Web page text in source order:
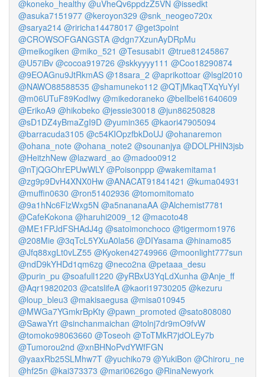
@koneko_healthy @uVheQv6ppdzZ5VN @issedkt
@asuka7151977 @keroyon329 @snk_neogeo720x
@sarya214 @riricha14478017 @get3point
@CROWSOFGANGSTA @dgn7XzunAyDRpMu
@meikogiken @miko_521 @Tesusabi1 @true81245867
@U57iBv @cocoa919726 @skkyyyy111 @Coo18290874
@9EOAGnu9JtRkmAS @18sara_2 @aprikottoar @lsgl2010
@NAWO88588535 @shamuneko112 @QTjMkaqTXqYuYyI
@m06UTuF89KodIwy @mikedoraneko @bellbel61640609
@ErikoA9 @hikobeko @jessie30018 @jun86250828
@sD1DZ4yBmaZgI9D @yumin365 @kaori47905094
@barracuda3105 @c54KIOpzfbkDoUJ @ohanaremon
@ohana_note @ohana_note2 @sounanjya @DOLPHIN3jsb
@HeitzhNew @lazward_ao @madoo0912
@nTjQGOhrEPUwWLY @Poisonppp @wakemitama1
@zg9p9DvH4XNX0Hw @ANACAT91841421 @kuma04931
@muffin0630 @ron51402936 @tomomitomato
@9a1hNc6FlzWxg5N @a5nananaAA @Alchemist7781
@CafeKokona @haruhi2009_12 @macoto48
@ME1FPJdFSHAdJ4g @satoimonchoco @tigermom1976
@208Mie @3qTcL5YXuA0la56 @DIYasama @hinamo85
@Jfq88xgLt0vLZ55 @Kyoken42749966 @moonlight777sun
@ndD9kYHDd1qm6zg @neco2na @petaaa_desu
@purin_pu @soafull1220 @yRBxU3YqLdXunha @Anje_ff
@Aqr19820203 @catslifeA @kaori19730205 @kezuru
@loup_bleu3 @makisaegusa @misa010945
@MWGa7YGmkrBpKty @pawn_promoted @sato808080
@SawaYrt @sinchanmaichan @tolnj7dr9mO9fvW
@tomoko98063660 @Toseoh @ToTMkR7jdOLEy7b
@Tumorou2nd @xnBHNoPvdYWfFGN
@yaaxRb25SLMhw7T @yuchiko79 @YukiBon @Chiroru_ne
@hf25n @kai373373 @mari0626go @RinaNewyork